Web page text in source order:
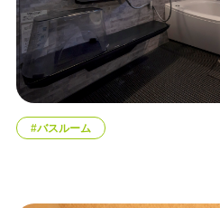
#バスルーム